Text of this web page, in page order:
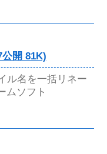
開 81K)
ル名を一括リネー
ムソフト